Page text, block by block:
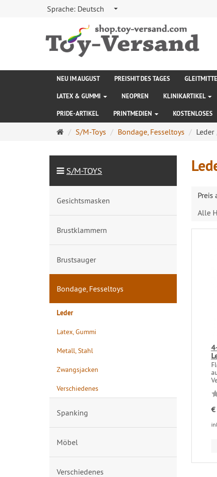
Sprache: Deutsch
NEU IM AUGUST PREISHIT DES TAGES
LATEX & GUMMI NEOPREN KLINIKARTIKEL
PRIDE-ARTIKEL PRINTMEDIEN KOSTENLOSES
Startseite
S/M-Toys Bondage, Fesseltoys Leder
Preis
Alle
S/M-TOYS
Gesichtsmasken
Brustklammern
Brustsauger
Bondage, Fesseltoys
Leder
Latex, Gummi
Metall, Stahl
Zwangsjacken
Verschiedenes
Spanking
Möbel
Verschiedenes